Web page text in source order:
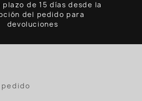
plazo de 15 días desde la
del pedido para
devoluciones